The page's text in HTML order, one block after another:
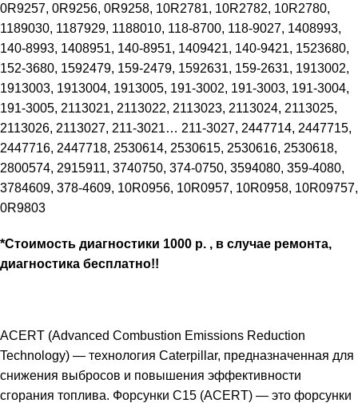
0R9257, 0R9256, 0R9258, 10R2781, 10R2782, 10R2780,
1189030, 1187929, 1188010, 118-8700, 118-9027, 1408993,
140-8993, 1408951, 140-8951, 1409421, 140-9421, 1523680,
152-3680, 1592479, 159-2479, 1592631, 159-2631, 1913002,
1913003, 1913004, 1913005, 191-3002, 191-3003, 191-3004,
191-3005, 2113021, 2113022, 2113023, 2113024, 2113025,
2113026, 2113027, 211-3021… 211-3027, 2447714, 2447715,
2447716, 2447718, 2530614, 2530615, 2530616, 2530618,
2800574, 2915911, 3740750, 374-0750, 3594080, 359-4080,
3784609, 378-4609, 10R0956, 10R0957, 10R0958, 10R09757,
0R9803
*Стоимость диагностики 1000 р. , в случае ремонта,
диагностика бесплатно!!
ACERT (Advanced Combustion Emissions Reduction
Technology) — технология Caterpillar, предназначенная для
снижения выбросов и повышения эффективности
сгорания топлива. Форсунки C15 (ACERT) — это форсунки